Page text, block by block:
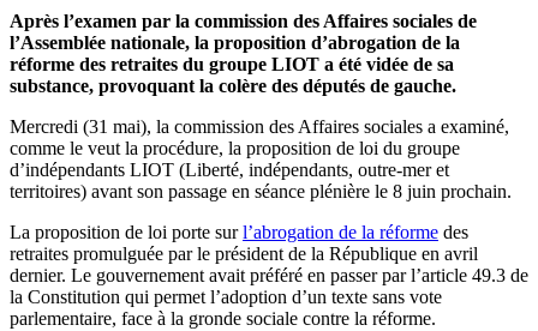
Après l’examen par la commission des Affaires sociales de
l’Assemblée nationale, la proposition d’abrogation de la
réforme des retraites du groupe LIOT a été vidée de sa
substance, provoquant la colère des députés de gauche.
Mercredi (31 mai), la commission des Affaires sociales a examiné,
comme le veut la procédure, la proposition de loi du groupe
d’indépendants LIOT (Liberté, indépendants, outre-mer et
territoires) avant son passage en séance plénière le 8 juin prochain.
La proposition de loi porte surl’abrogation de la réforme des
retraites promulguée par le président de la République en avril
dernier. Le gouvernement avait préféré en passer par l’article 49.3 de
la Constitution qui permet l’adoption d’un texte sans vote
parlementaire, face à la gronde sociale contre la réforme.